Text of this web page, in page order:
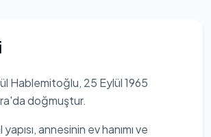
Hablemitoğlu, 25 Eylül 1965
doğmuştur.
annesinin ev hanımı ve